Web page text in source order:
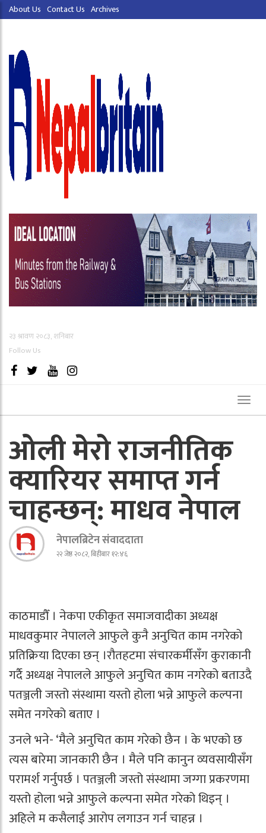
About Us Contact Us Archives
२३ श्रावण २०८३, शनिबार
Follow Us
ओली मेरो राजनीतिक
क्यारियर समाप्त गर्न
चाहन्छन्: माधव नेपाल
नेपालब्रिटेन संवाददाता
२२ जेष्ठ २०८२, बिहीबार १२:४६
काठमाडौँ । नेकपा एकीकृत समाजवादीका अध्यक्ष
माधवकुमार नेपालले आफुले कुनै अनुचित काम नगरेको
प्रतिक्रिया दिएका छन् ।रौतहटमा संचारकर्मीसँग कुराकानी
गर्दै अध्यक्ष नेपालले आफुले अनुचित काम नगरेको बताउदै
पतञ्जली जस्तो संस्थामा यस्तो होला भन्ने आफुले कल्पना
समेत नगरेको बताए ।
उनले भने- ‘मैले अनुचित काम गरेको छैन । के भएको छ
त्यस बारेमा जानकारी छैन । मैले पनि कानुन व्यवसायीसँग
परामर्श गर्नुपर्छ । पतञ्जली जस्तो संस्थामा जग्गा प्रकरणमा
यस्तो होला भन्ने आफुले कल्पना समेत गरेको थिइन् ।
अहिले म कसैलाई आरोप लगाउन गर्न चाहन्न ।